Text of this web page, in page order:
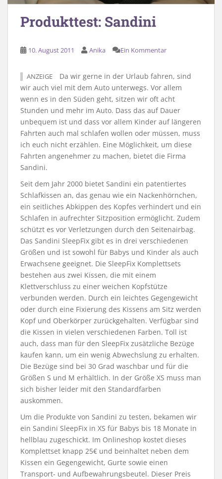
Produkttest: Sandini
10. August 2011 Anika Ein Kommentar
ANZEIGE
Da wir gerne in der Urlaub fahren, sind
wir auch viel mit dem Auto unterwegs. Vor allem
wenn es in den Süden geht, sitzen wir oft acht
Stunden und mehr im Auto. Dass das auf Dauer
unbequem ist und dass vor allem Kinder auf längeren
Fahrten auch mal schlafen wollen oder müssen, muss
ich euch nicht erzählen. Eine Möglichkeit, um diese
Fahrten angenehmer zu machen, bietet die Firma
Sandini.
Seit dem Jahr 2000 bietet Sandini ein patentiertes
Schlafkissen an, das genau wie ein Nackenhörnchen,
ein seitliches Abkippen des Kopfes verhindert und ein
Schlafen in aufrechter Sitzposition ermöglicht. Zudem
schützt es vor Verletzungen durch den Seitenairbag.
Das Sandini SleepFix gibt es in drei verschiedenen
Größen und ist sowohl für Babys und Kinder als auch
Erwachsene geeignet. Die SleepFix Komplettsets
bestehen aus zwei Kissen, die mit einem
Klettverschluss zu einer weichen Kopfstütze
verbunden werden. Durch ein leichtes Gegengewicht
oder durch eine Fixierung des Kissens am Sitz werden
Kopf und Oberkörper zurückgehalten. Verfügbar sind
die Kissen in vielen verschiedenen Farben. Toll ist
auch, dass man für den SleepFix zusätzliche Bezüge
kaufen kann, um ein wenig Abwechslung zu erhalten.
Die Bezüge sind bei 30 Grad waschbar und für die
Größen S und M erhältlich. In der Größe XS muss man
sich bisher leider mit den Standardfarben
auskommen.
Um die Produkte von Sandini zu testen, bekamen wir
ein Sandini SleepFix in XS für Babys bis 18 Monate in
hellblau zugeschickt. Im Onlineshop kostet dieses
Komplettset knapp 25€ und beinhaltet neben dem
Kissen ein Gegengewicht, Gurte sowie einen
Transport- und Aufbewahrungsbeutel. Dieser Preis